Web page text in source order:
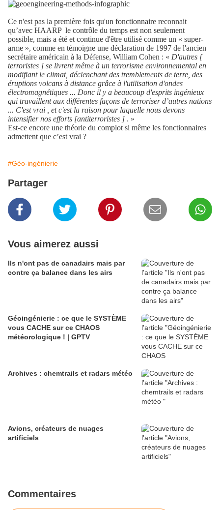
Ce n'est pas la première fois qu'un fonctionnaire reconnait
qu’avec HAARP le contrôle du temps est non seulement
possible, mais a été et continue d'être utilisé comme un « super-
arme », comme en témoigne une déclaration de 1997 de l'ancien
secrétaire américain à la Défense, William Cohen : « D'autres [
terroristes ] se livrent même à un terrorisme environnemental en
modifiant le climat, déclenchant des tremblements de terre, des
éruptions volcans à distance grâce à l'utilisation d'ondes
électromagnétiques ... Donc il y a beaucoup d'esprits ingénieux
qui travaillent aux différentes façons de terroriser d’autres nations
... C'est vrai , et c'est la raison pour laquelle nous devons
intensifier nos efforts [antiterroristes ] . »
Est-ce encore une théorie du complot si même les fonctionnaires
admettent que c’est vrai ?
#Géo-ingénierie
Partager
Vous aimerez aussi
Ils n'ont pas de canadairs mais par
contre ça balance dans les airs
Géoingénierie : ce que le SYSTÈME
vous CACHE sur ce CHAOS
météorologique ! | GPTV
Archives : chemtrails et radars météo
Avions, créateurs de nuages
artificiels
Commentaires